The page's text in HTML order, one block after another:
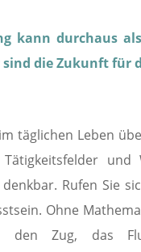
kann durchaus
sind die Zukunft für
täglichen Leben
Rufen Sie
Ohne
den Zug, das